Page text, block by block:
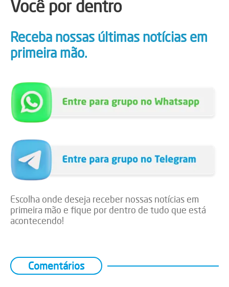
Você por dentro
Receba nossas últimas notícias em
primeira mão.
Escolha onde deseja receber nossas notícias em
primeira mão e fique por dentro de tudo que está
acontecendo!
Comentários